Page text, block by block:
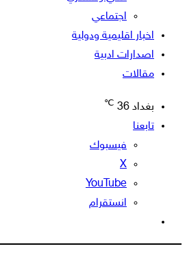
اجتماعي
اخبار اقليمية ودولية
اصدارات ادبية
مقالات
بغداد 36
℃
تابعنا
فيسبوك
‫X
‫YouTube
انستقرام
المظلم